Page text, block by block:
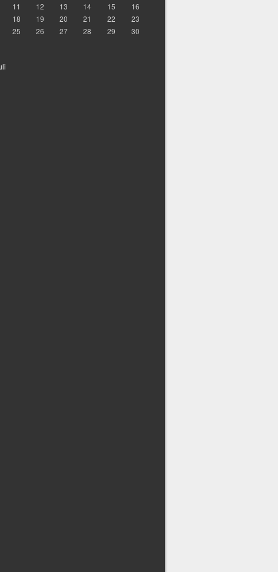
11 12 13 14 15
16
18 19 20 21 22
23
25 26 27 28 29
30